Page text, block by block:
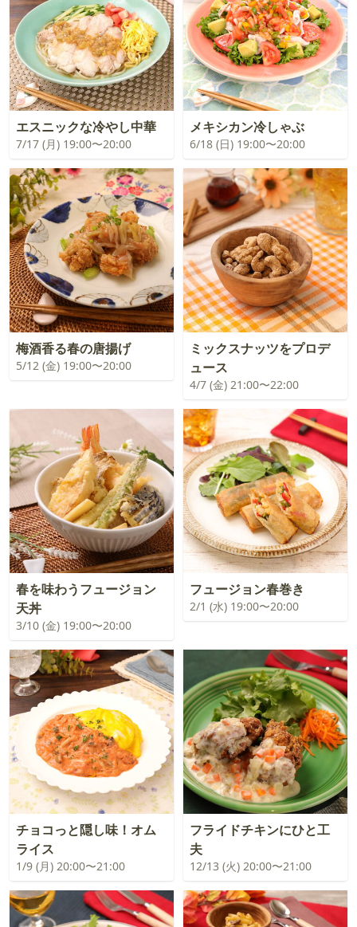
エスニックな冷やし中華
7/17 (月) 19:00〜20:00
メキシカン冷しゃぶ
6/18 (日) 19:00〜20:00
梅酒香る春の唐揚げ
5/12 (金) 19:00〜20:00
ミックスナッツをプロデ
ュース
4/7 (金) 21:00〜22:00
春を味わうフュージョン
天丼
3/10 (金) 19:00〜20:00
フュージョン春巻き
2/1 (水) 19:00〜20:00
チョコっと隠し味！オム
ライス
1/9 (月) 20:00〜21:00
フライドチキンにひと工
夫
12/13 (火) 20:00〜21:00